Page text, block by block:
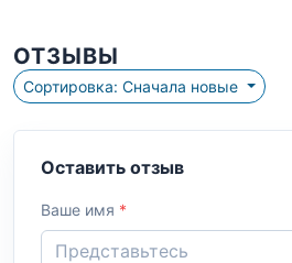
ОТЗЫВЫ
Сортировка: Сначала новые
Оставить отзыв
Ваше имя *